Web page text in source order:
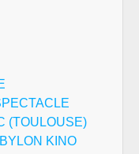
(TOULOUSE)
KINO